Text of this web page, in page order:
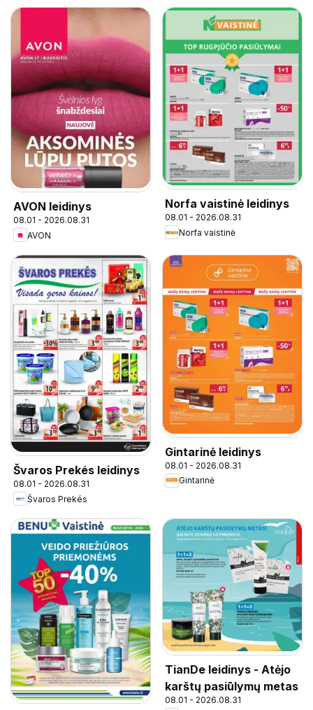
AVON leidinys
08.01 - 2026.08.31
AVON
Norfa vaistinė leidinys
08.01 - 2026.08.31
Norfa vaistinė
Švaros Prekés leidinys
08.01 - 2026.08.31
Švaros Prekés
Gintarinė leidinys
08.01 - 2026.08.31
Gintarinė
TianDe leidinys - Atėjo
karštų pasiūlymų metas
08.01 - 2026.08.31